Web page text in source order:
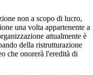
non a scopo di lucro,
una volta appartenente a
attualmente è
della ristrutturazione
che onorerà l'eredità di